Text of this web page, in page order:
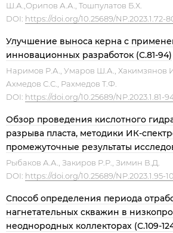
Ш.А.,Орипов А.А., Тошпулатов Б.Х.
DOI: https://doi.org/10.25689/NP.2023.1.72-
Улучшение выноса керна с
инновационных разработок (С.81-94)
Наримов Р.А., Умаров Ш.А., Хакимзянов
Ахмедов С.С., Рахмедов Т.Ф.
DOI: https://doi.org/10.25689/NP.2023.1.81-
Обзор проведения кислотного
разрыва пласта, методики ИК-
промежуточные результаты
Рыбаков А.А., Закиров Р.Р., Зимин В.Д.
DOI: https://doi.org/10.25689/NP.2023.1.95-
Способ определения периода
нагнетательных скважин в
неоднородных коллекторах (С.109-